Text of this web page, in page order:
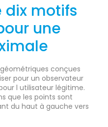
dix motifs
une
conçues
pour un observateur
l utilisateur légitime.
que les points sont
du haut à gauche vers